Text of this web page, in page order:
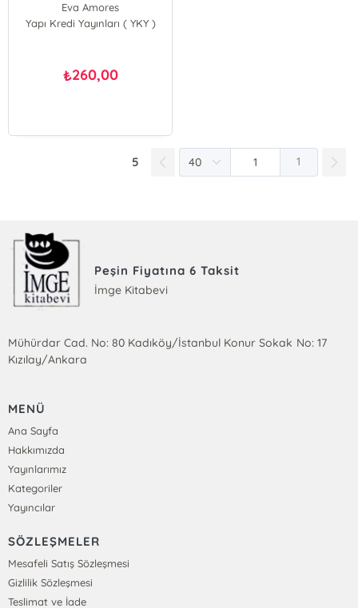
Eva Amores
Matt Cosgrove
Yapı Kredi Yayınları ( YKY )
₺260,00
5 1
Peşin Fiyatına 6 Taksit
İmge Kitabevi
Mühürdar Cad. No: 80 Kadıköy/İstanbul Konur Sokak No: 17
Kızılay/Ankara
MENÜ
Ana Sayfa
Hakkımızda
Yayınlarımız
Kategoriler
Yayıncılar
SÖZLEŞMELER
Mesafeli Satış Sözleşmesi
Gizlilik Sözleşmesi
Teslimat ve İade